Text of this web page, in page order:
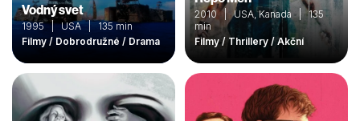
Vodný svet
1995 | USA | 135 min
Filmy / Dobrodružné / Drama
2010 | USA, Kanada | 135
min
Filmy / Thrillery / Akční